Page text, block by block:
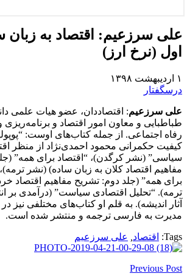
علی سرزعیم: اقتصاد به
اول (نرخ ارز)
۱ اردیبهشت ۱۳۹۸
درسگفتار
علی سرزعیم: اقتصاددان، عضو هیات علمی
طباطبایی و معاون امور اقتصاد و برنامه‌ریزی
رفاه اجتماعی. از جمله کتاب‌های اوست:
کیفیت حکمرانی محمود احمدی‌نژاد از منظر
سیاسی” (نشر کرگدن)، “اقتصاد برای همه”
مفاهیم اقتصاد کلان به زبان ساده) (نشر
برای همه” (جلد دوم: تشریح مفاهیم اقتصاد
ترمه). “تحلیل اقتصادی سیاست” (درآمدی بر
آثار اندیشه). به قلم او کتاب‌های مختلفی نیز
مدیرت به فارسی ترجمه و منتشر شده است.
Tags: اقتصاد علی سرزعیم
Previous Post